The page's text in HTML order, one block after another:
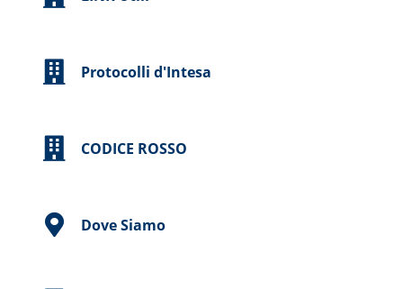
Protocolli d'Intesa
CODICE ROSSO
Dove Siamo